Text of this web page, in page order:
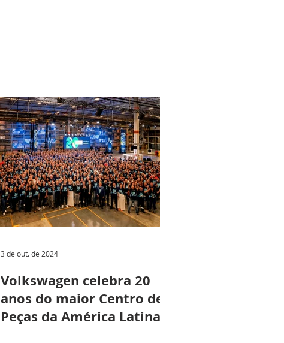
Volkswagen celebra 20
anos do maior Centro de
Peças da América Latina
3 de out. de 2024